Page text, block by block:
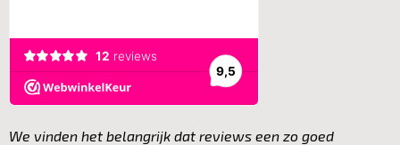
We vinden het belangrijk dat reviews een zo goed